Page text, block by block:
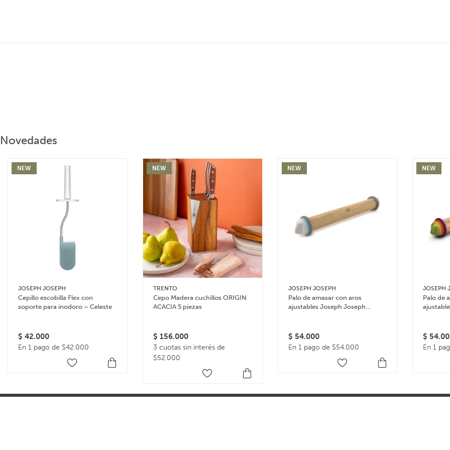
Novedades
NEW
JOSEPH JOSEPH
Cepillo escobilla Flex con
soporte para inodoro – Celeste
$ 42.000
En 1 pago de $42.000
NEW
TRENTO
Cepo Madera cuchillos ORIGIN
ACACIA 5 piezas
$ 156.000
3 cuotas sin interés de
$52.000
NEW
JOSEPH JOSEPH
Palo de amasar con aros
ajustables Joseph Joseph
$ 54.000
En 1 pago de $54.000
NEW
JOSEPH
Palo de
$
En 1